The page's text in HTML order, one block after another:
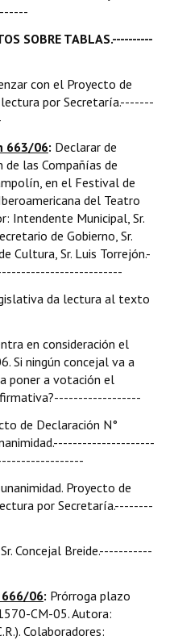
SOBRE TABLAS.----------
con el Proyecto de
por Secretaría.-------
663/06: Declarar de
las Compañías de
en el Festival de
del Teatro
Intendente Municipal, Sr.
de Gobierno, Sr.
Cultura, Sr. Luis Torrejón.-
da lectura al texto
en consideración el
Si ningún concejal va a
poner a votación el
de Declaración N°
Proyecto de
por Secretaría.--------
Concejal Breide.-----------
06: Prórroga plazo
CM-05. Autora:
Colaboradores: